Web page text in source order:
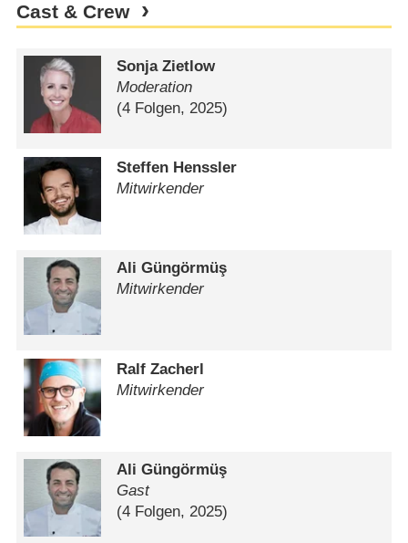
Cast & Crew
Sonja Zietlow
Moderation
(4 Folgen, 2025)
Steffen Henssler
Mitwirkender
Ali Güngörmüş
Mitwirkender
Ralf Zacherl
Mitwirkender
Ali Güngörmüş
Gast
(4 Folgen, 2025)